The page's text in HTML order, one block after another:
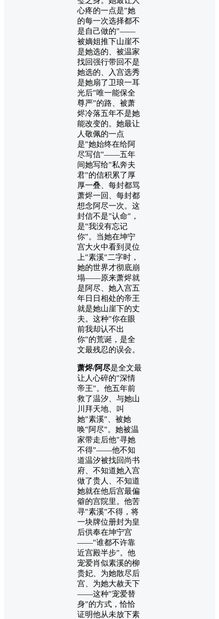
心疼的一点是"她
的每一次选择都不
是自己做的"——
被嫡姐推下山崖不
是她选的、被温家
找回强行带回不是
她选的、入宫选秀
是她扇了卫琅一耳
光后"唯一能保全
尊严"的路、被萧
烬冷落五年不是她
能改变的。她最让
人敬佩的一点
是"她始终在给阿
尽写信"——五年
间她写给"私奔夫
君"的信积累了厚
厚一叠、每封都骂
萧烬一回、每封都
想念阿尽一次。这
封信不是"认命"，
是"我没有忘记
你"。当她在坤宁
宫大火中看到灵位
上"素溪"二字时，
她的世界才彻底崩
塌——原来萧烬就
是阿尽、她入宫五
年日日相处的帝王
就是她山崖下的丈
夫。这种"你在眼
前我却认不出
你"的荒诞，是全
文最残忍的误会。
萧烬/阿尽是全文最
让人心碎的"深情
帝王"。他五年前
救了温汐、与她山
川拜天地、叫
她"素溪"、被她
唤"阿尽"。她被温
家带走后他"寻她
不得"——他不知
道温汐被找回尚书
府、不知道她入宫
做了贵人、不知道
她就在他后宫最偏
僻的宫院里。他苦
寻"素溪"不得，将
一块牌位册封为皇
后供奉在坤宁宫
——"谁都不许靠
近宫殿半步"。他
宠爱肖似素溪的柳
贵妃、为她散尽后
宫、为她大赦天下
——这种"宠爱替
身"的方式，恰恰
证明他从未放下素